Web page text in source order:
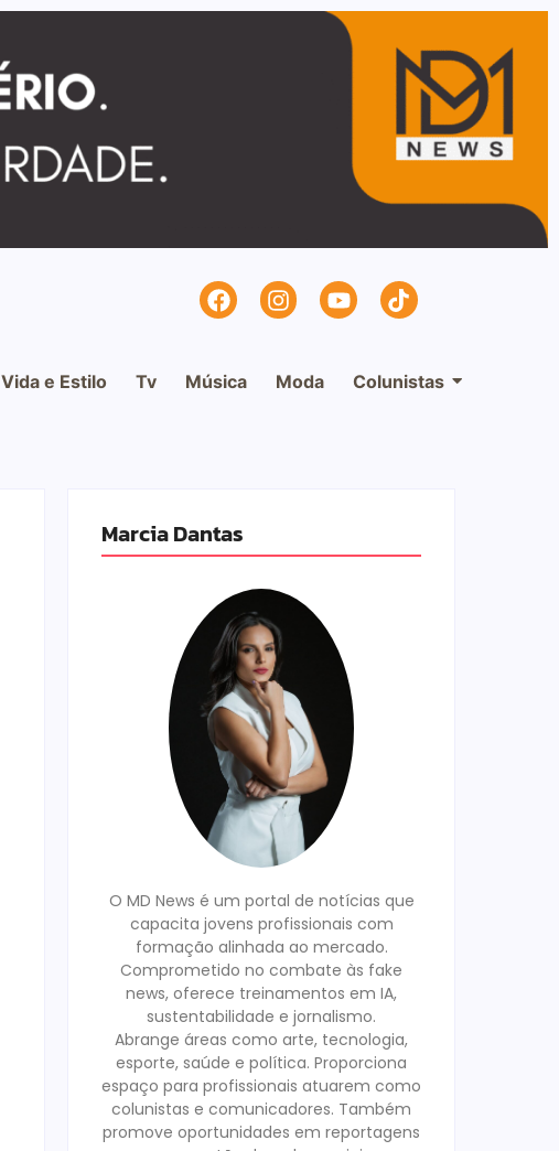
Vida e Estilo Tv Música Moda Colunistas
Marcia Dantas
O MD News é um portal de notícias que
capacita jovens profissionais com
formação alinhada ao mercado.
Comprometido no combate às fake
news, oferece treinamentos em IA,
sustentabilidade e jornalismo.
Abrange áreas como arte, tecnologia,
esporte, saúde e política. Proporciona
espaço para profissionais atuarem como
colunistas e comunicadores. Também
promove oportunidades em reportagens